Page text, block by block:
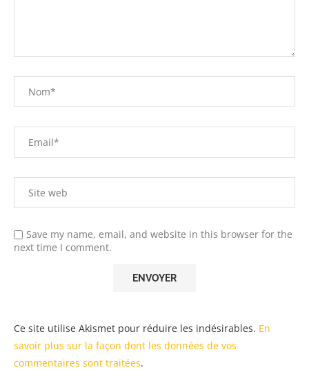
Save my name, email, and website in this browser for the
next time I comment.
Ce site utilise Akismet pour réduire les indésirables. En
savoir plus sur la façon dont les données de vos
commentaires sont traitées.